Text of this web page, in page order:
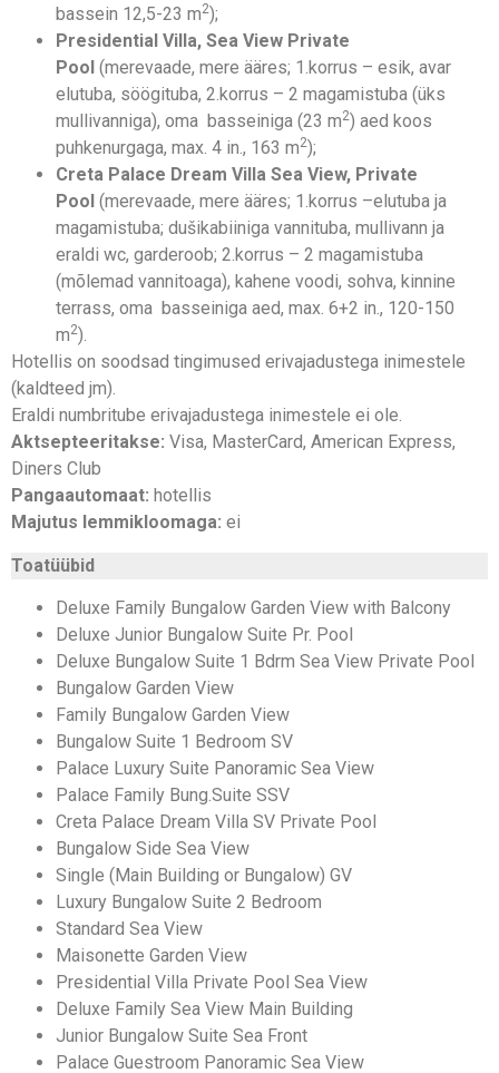
bassein 12,5-23 m2);
Presidential Villa, Sea View Private
Pool (merevaade, mere ääres; 1.korrus – esik, avar
elutuba, söögituba, 2.korrus – 2 magamistuba (üks
mullivanniga), oma basseiniga (23 m2) aed koos
puhkenurgaga, max. 4 in., 163 m2);
Creta Palace Dream Villa Sea View, Private
Pool (merevaade, mere ääres; 1.korrus –elutuba ja
magamistuba; dušikabiiniga vannituba, mullivann ja
eraldi wc, garderoob; 2.korrus – 2 magamistuba
(mõlemad vannitoaga), kahene voodi, sohva, kinnine
terrass, oma basseiniga aed, max. 6+2 in., 120-150
m2).
Hotellis on soodsad tingimused erivajadustega inimestele
(kaldteed jm).
Eraldi numbritube erivajadustega inimestele ei ole.
Aktsepteeritakse: Visa, MasterCard, American Express,
Diners Club
Pangaautomaat: hotellis
Majutus lemmikloomaga: ei
Toatüübid
Deluxe Family Bungalow Garden View with Balcony
Deluxe Junior Bungalow Suite Pr. Pool
Deluxe Bungalow Suite 1 Bdrm Sea View Private Pool
Bungalow Garden View
Family Bungalow Garden View
Bungalow Suite 1 Bedroom SV
Palace Luxury Suite Panoramic Sea View
Palace Family Bung.Suite SSV
Creta Palace Dream Villa SV Private Pool
Bungalow Side Sea View
Single (Main Building or Bungalow) GV
Luxury Bungalow Suite 2 Bedroom
Standard Sea View
Maisonette Garden View
Presidential Villa Private Pool Sea View
Deluxe Family Sea View Main Building
Junior Bungalow Suite Sea Front
Palace Guestroom Panoramic Sea View